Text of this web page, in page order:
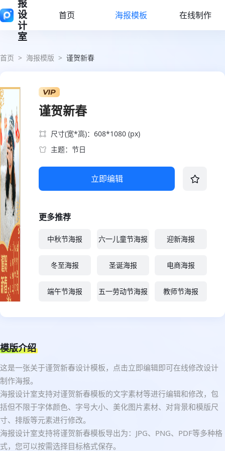
报
设
计
室
首页 海报模板 在线制作
首页 > 海报模版 > 谨贺新春
谨贺新春
尺寸(宽*高)：608*1080 (px)
主题：节日
立即编辑
更多推荐
中秋节海报 六一儿童节海报 迎新海报
冬至海报 圣诞海报 电商海报
端午节海报 五一劳动节海报 教师节海报
模版介绍
这是一张关于谨贺新春设计模板，点击立即编辑即可在线修改设计
制作海报。
海报设计室支持对谨贺新春模板的文字素材等进行编辑和修改，包
括但不限于字体颜色、字号大小、美化图片素材、对背景和模版尺
寸、排版等元素进行修改。
海报设计室支持将谨贺新春模板导出为：JPG、PNG、PDF等多种格
式，您可以按需选择目标格式保存。